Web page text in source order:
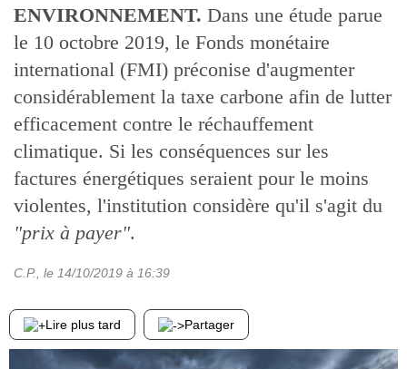
ENVIRONNEMENT. Dans une étude parue
le 10 octobre 2019, le Fonds monétaire
international (FMI) préconise d'augmenter
considérablement la taxe carbone afin de lutter
efficacement contre le réchauffement
climatique. Si les conséquences sur les
factures énergétiques seraient pour le moins
violentes, l'institution considère qu'il s'agit du
"prix à payer".
C.P. , le 14/10/2019 à 16:39
Lire plus tard Partager